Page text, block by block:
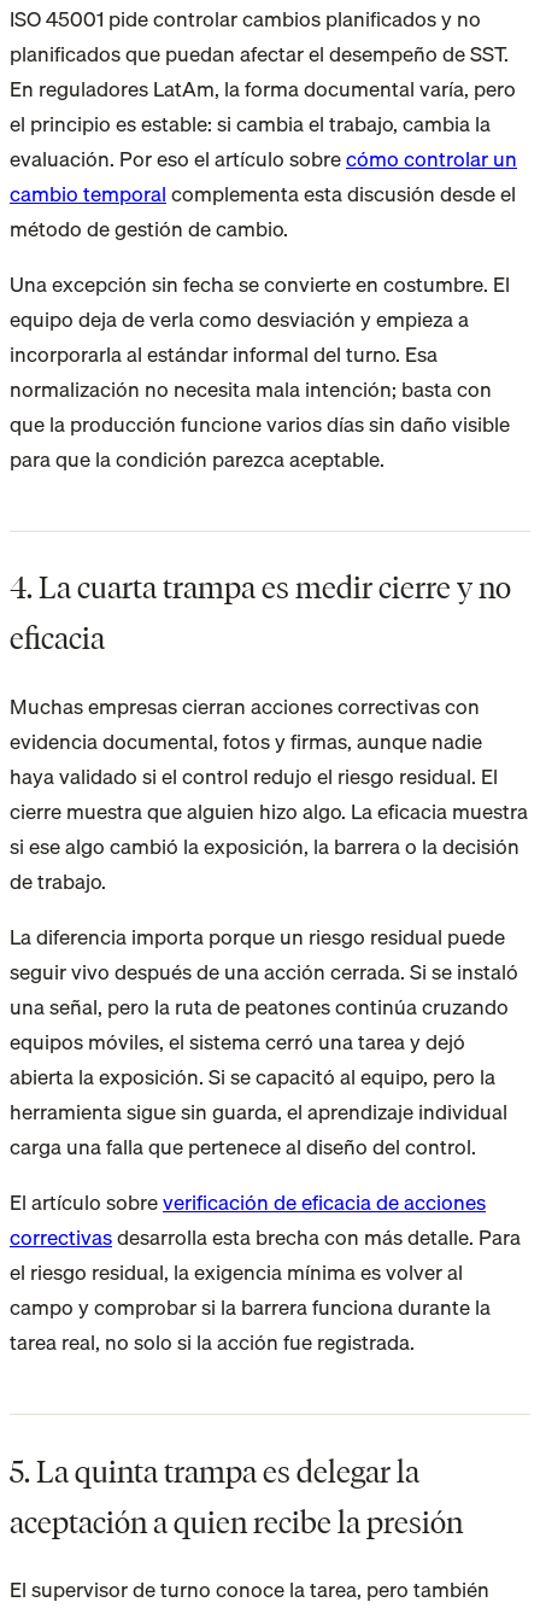
ISO 45001 pide controlar cambios planificados y no
planificados que puedan afectar el desempeño de SST.
En reguladores LatAm, la forma documental varía, pero
el principio es estable: si cambia el trabajo, cambia la
evaluación. Por eso el artículo sobrecómo controlar un
cambio temporalcomplementa esta discusión desde el
método de gestión de cambio.
Una excepción sin fecha se convierte en costumbre. El
equipo deja de verla como desviación y empieza a
incorporarla al estándar informal del turno. Esa
normalización no necesita mala intención; basta con
que la producción funcione varios días sin daño visible
para que la condición parezca aceptable.
4. La cuarta trampa es medir cierre y no
eficacia
Muchas empresas cierran acciones correctivas con
evidencia documental, fotos y firmas, aunque nadie
haya validado si el control redujo el riesgo residual. El
cierre muestra que alguien hizo algo. La eficacia muestra
si ese algo cambió la exposición, la barrera o la decisión
de trabajo.
La diferencia importa porque un riesgo residual puede
seguir vivo después de una acción cerrada. Si se instaló
una señal, pero la ruta de peatones continúa cruzando
equipos móviles, el sistema cerró una tarea y dejó
abierta la exposición. Si se capacitó al equipo, pero la
herramienta sigue sin guarda, el aprendizaje individual
carga una falla que pertenece al diseño del control.
El artículo sobreverificación de eficacia de acciones
correctivasdesarrolla esta brecha con más detalle. Para
el riesgo residual, la exigencia mínima es volver al
campo y comprobar si la barrera funciona durante la
tarea real, no solo si la acción fue registrada.
5. La quinta trampa es delegar la
aceptación a quien recibe la presión
El supervisor de turno conoce la tarea, pero también